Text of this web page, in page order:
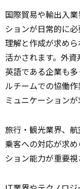
国際貿易や輸出入
ションが日常的に必
理解と作成が求め
活かされます。外
英語である企業も
ルチームでの協働
ミュニケーションが
旅行・観光業界、航
乗客への対応が求
ション能力が重要視